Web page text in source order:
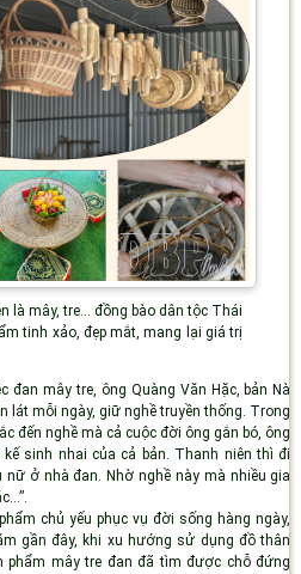
là mây, tre... đồng bào dân tộc Thái
tinh xảo, đẹp mắt, mang lại giá trị
đan mây tre, ông Quàng Văn Hặc, bản Nà
lát mỗi ngày, giữ nghề truyền thống. Trong
đến nghề mà cả cuộc đời ông gắn bó, ông
sinh nhai của cả bản. Thanh niên thì đi
ở nhà đan. Nhờ nghề này mà nhiều gia
chủ yếu phục vụ đời sống hàng ngày,
gần đây, khi xu hướng sử dụng đồ thân
mây tre đan đã tìm được chỗ đứng